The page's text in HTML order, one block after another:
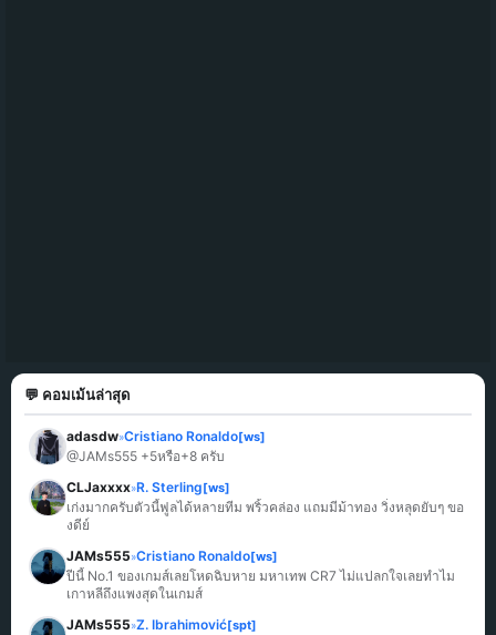
💬 คอมเม้นล่าสุด
adasdw»Cristiano Ronaldo[ws]
@JAMs555 +5หรือ+8 ครับ
CLJaxxxx»R. Sterling[ws]
เก่งมากครับตัวนี้ฟูลได้หลายทีม พริ้วคล่อง แถมมีม้าทอง วิ่งหลุดยับๆ ขอ
งดีย์
JAMs555»Cristiano Ronaldo[ws]
ปีนี้ No.1 ของเกมส์เลยโหดฉิบหาย มหาเทพ CR7 ไม่แปลกใจเลยทำไม
เกาหลีถึงแพงสุดในเกมส์
JAMs555»Z. Ibrahimović[spt]